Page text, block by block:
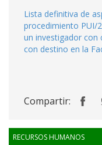
Lista definitiva de
procedimiento PUI/
un investigador con
con destino en la
Compartir:
RECURSOS HUMANOS